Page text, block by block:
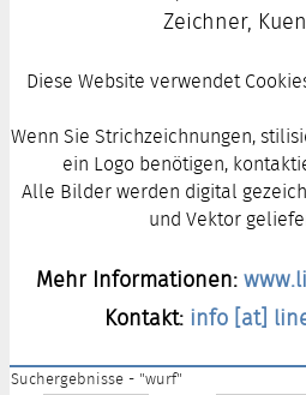
Zeichner,
Diese Website verwendet
Wenn Sie Strichzeichnungen,
ein Logo benötigen,
Alle Bilder werden digital
und Vektor
Mehr Informationen:
Kontakt: info [at]
Suchergebnisse - "wurf"